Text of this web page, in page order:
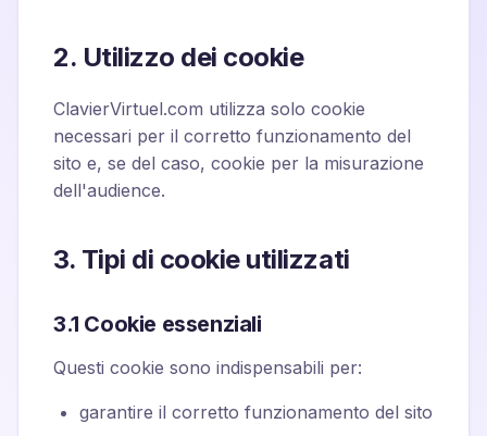
2. Utilizzo dei cookie
ClavierVirtuel.com utilizza solo cookie
necessari per il corretto funzionamento del
sito e, se del caso, cookie per la misurazione
dell'audience.
3. Tipi di cookie utilizzati
3.1 Cookie essenziali
Questi cookie sono indispensabili per:
garantire il corretto funzionamento del sito